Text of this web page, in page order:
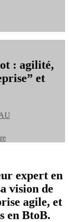
: agilité,
et
Interview
agilité,
trouver
des
clients
“entreprise”
expert en
vision de
agile, et
en BtoB.